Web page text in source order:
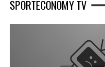
SPORTECONOMY TV